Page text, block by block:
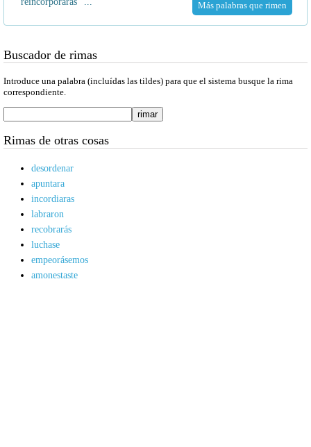
Más palabras que rimen
Buscador de rimas
Introduce una palabra (incluídas las tildes) para que el sistema busque la rima
correspondiente.
Rimas de otras cosas
desordenar
apuntara
incordiaras
labraron
recobrarás
luchase
empeorásemos
amonestaste